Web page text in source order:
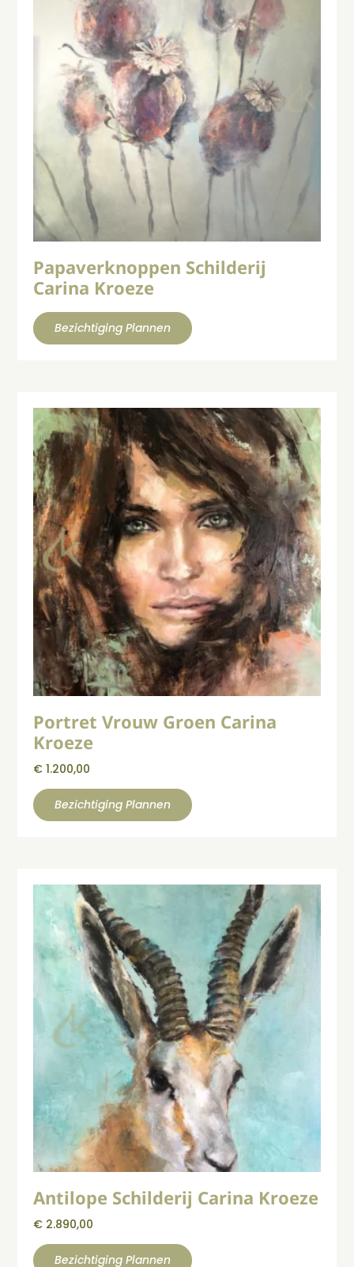
Papaverknoppen Schilderij
Carina Kroeze
Bezichtiging Plannen
Portret Vrouw Groen Carina
Kroeze
€ 1.200,00
Bezichtiging Plannen
Antilope Schilderij Carina Kroeze
€ 2.890,00
Bezichtiging Plannen